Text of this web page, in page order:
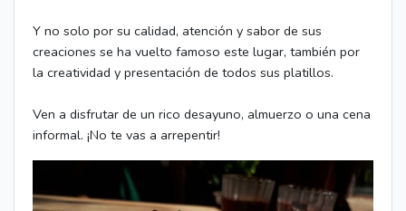
Y no solo por su calidad, atención y sabor de sus
creaciones se ha vuelto famoso este lugar, también por
la creatividad y presentación de todos sus platillos.
Ven a disfrutar de un rico desayuno, almuerzo o una cena
informal. ¡No te vas a arrepentir!